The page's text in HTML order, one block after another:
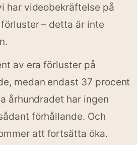
har videobekräftelse på
– detta är inte
av era förluster på
medan endast 37 procent
århundradet har ingen
förhållande. Och
att fortsätta öka.